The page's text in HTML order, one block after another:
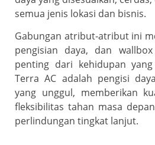
semua jenis lokasi dan bisnis.
Gabungan atribut-atribut ini
pengisian daya, dan
penting dari kehidupan
Terra AC adalah pengisi
yang unggul, memberikan
fleksibilitas tahan masa
perlindungan tingkat lanjut.